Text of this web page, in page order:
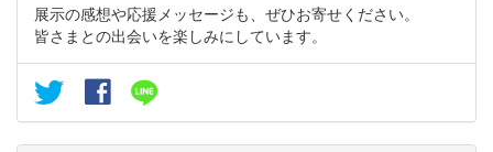
展示の感想や応援メッセージも、ぜひお寄せください。
皆さまとの出会いを楽しみにしています。